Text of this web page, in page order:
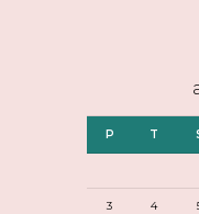
P T
3 4